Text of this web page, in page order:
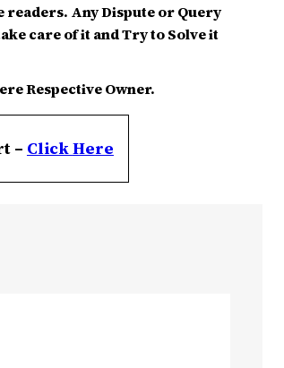
readers. Any Dispute or Query
care of it and Try to Solve it
Respective Owner.
– ClickHere